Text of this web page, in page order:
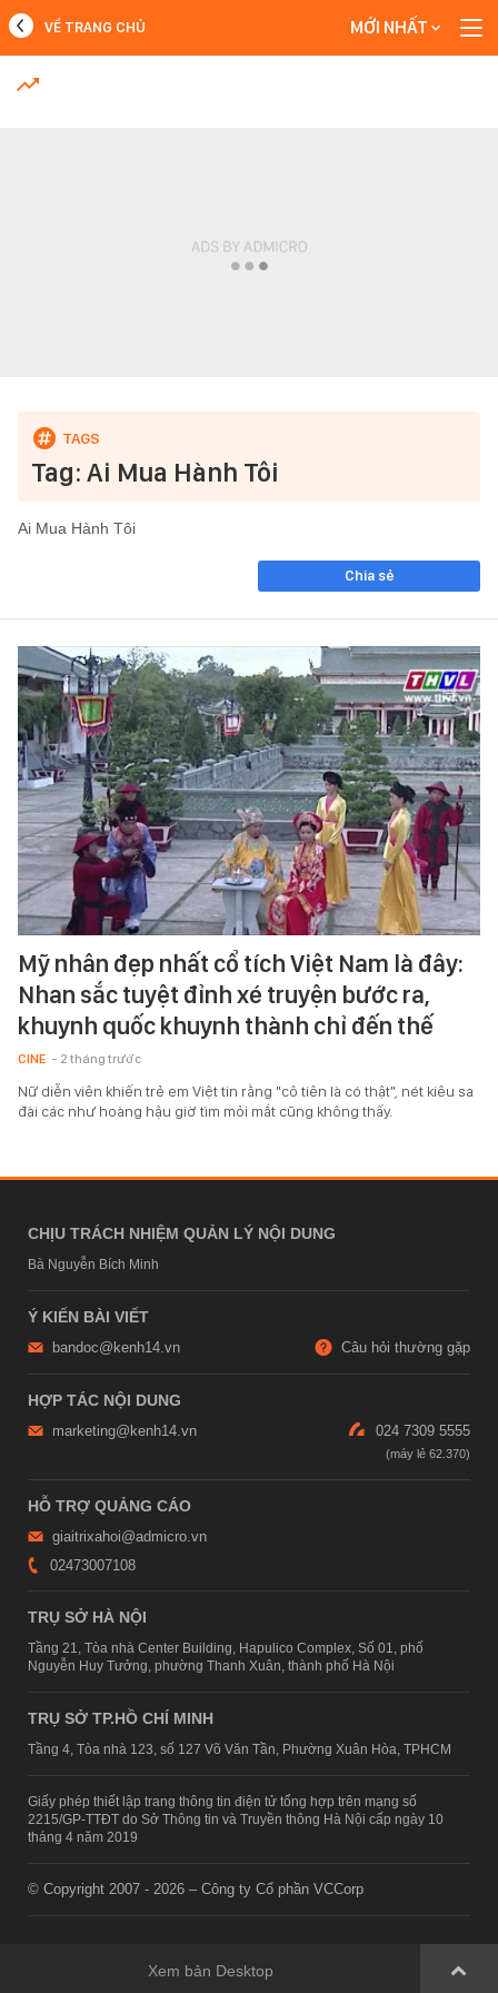
MỚI NHẤT
VỀ TRANG CHỦ MỚI NHẤT
Tag: Ai Mua Hành Tôi
Ai Mua Hành Tôi
Chia sẻ
Mỹ nhân đẹp nhất cổ tích Việt Nam là đây:
Nhan sắc tuyệt đỉnh xé truyện bước ra,
khuynh quốc khuynh thành chỉ đến thế
CINE - 2 tháng trước
Nữ diễn viên khiến trẻ em Việt tin rằng "cô tiên là có thật", nét kiêu sa
đài các như hoàng hậu giờ tìm mỏi mắt cũng không thấy.
CHỊU TRÁCH NHIỆM QUẢN LÝ NỘI DUNG
Bà Nguyễn Bích Minh
Ý KIẾN BÀI VIẾT
bandoc@kenh14.vn Câu hỏi thường gặp
HỢP TÁC NỘI DUNG
marketing@kenh14.vn 024 7309 5555
HỖ TRỢ QUẢNG CÁO
giaitrixahoi@admicro.vn
02473007108
TRỤ SỞ HÀ NỘI
Tầng 21, Tòa nhà Center Building, Hapulico Complex, Số 01, phố
Nguyễn Huy Tưởng, phường Thanh Xuân, thành phố Hà Nội
TRỤ SỞ TP.HỒ CHÍ MINH
Tầng 4, Tòa nhà 123, số 127 Võ Văn Tần, Phường Xuân Hòa, TPHCM
Giấy phép thiết lập trang thông tin điện tử tổng hợp trên mạng số
2215/GP-TTĐT do Sở Thông tin và Truyền thông Hà Nội cấp ngày 10
tháng 4 năm 2019
© Copyright 2007 - 2026 – Công ty Cổ phần VCCorp
Xem bản Desktop